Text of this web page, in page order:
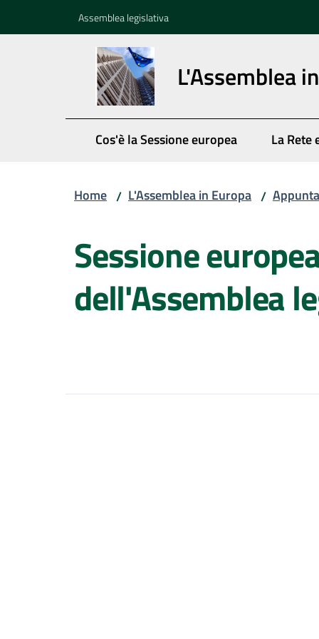
Assemblea legislativa
L'Assemblea
Cos'è la Sessione europea La Rete
Home / L'Assemblea in Europa /
Sessione
dell'Assemblea